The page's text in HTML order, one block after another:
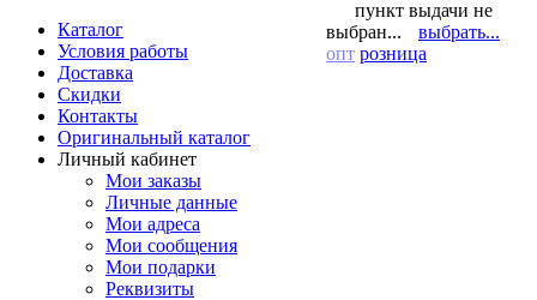
Каталог
Условия работы
Доставка
Скидки
Контакты
Оригинальный каталог
Личный кабинет
Мои заказы
Личные данные
Мои адреса
Мои сообщения
Мои подарки
Реквизиты
пункт выдачи не
выбран...
выбрать...
опт розница